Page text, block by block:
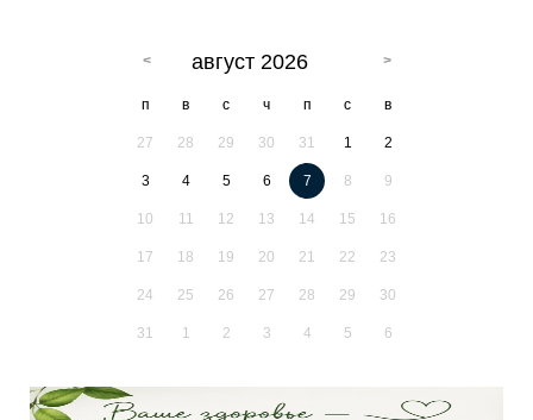
август 2026
п в с ч п с в
27 28 29 30 31 1 2
3 4 5 6 7 8 9
10 11 12 13 14 15 16
17 18 19 20 21 22 23
24 25 26 27 28 29 30
31 1 2 3 4 5 6